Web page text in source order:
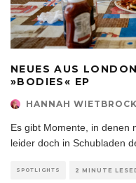
NEUES AUS
»BODIES« EP
HANNAH WIETBROCK
Es gibt Momente, in denen
leider doch in Schubladen
SPOTLIGHTS 2 MINUTE